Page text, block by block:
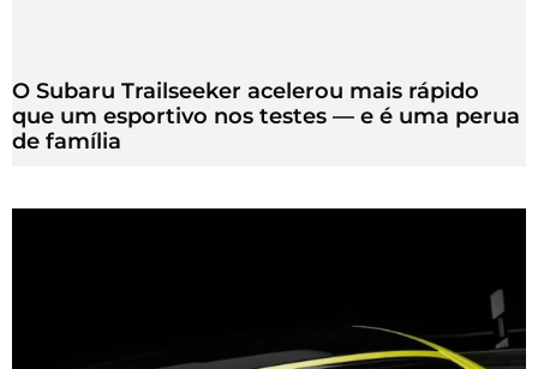
O Subaru Trailseeker acelerou mais rápido
que um esportivo nos testes — e é uma perua
de família